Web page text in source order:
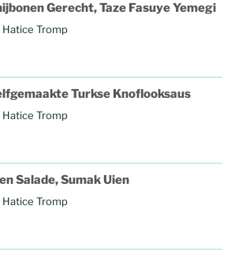
Gerecht, Taze Fasuye Yemegi
Hatice Tromp
Turkse Knoflooksaus
Hatice Tromp
Salade, Sumak Uien
Hatice Tromp